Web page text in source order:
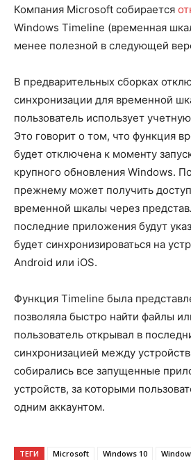
Компания Microsoft собирается
Windows Timeline (временная
менее полезной в следующей
В предварительных сборках
синхронизации для временной
пользователь использует
Это говорит о том, что функция
будет отключена к моменту
крупного обновления Windows.
прежнему может получить
временной шкалы через
последние приложения будут
будет синхронизироваться на
Android или iOS.
Функция Timeline была
позволяла быстро найти файлы
пользователь открывал в
синхронизацией между
собирались все запущенные
устройств, за которыми
одним аккаунтом.
ТЕГИ Microsoft Windows 10